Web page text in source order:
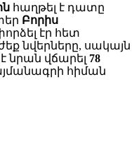
հաղթել է դատը
Բորիս
էր հետ
նվերները, սակայն
վճարել 78
հիման